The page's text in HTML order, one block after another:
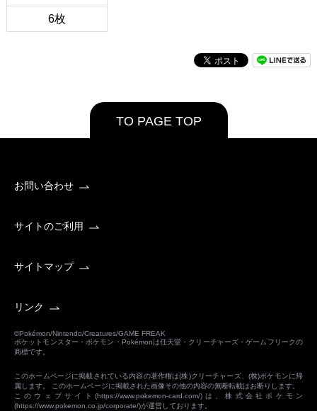
6枚
TO PAGE TOP
お問い合わせ
サイトのご利用
サイトマップ
リンク
©Pokémon/Nintendo/Creatures/GAME FREAK
ポケットモンスター・ポケモン・Pokémonは任天堂・クリーチャーズ・ゲームフリークの
商標です。
このホームページに掲載されている内容の著作権は(株)クリーチャーズ、(株)ポケモンに帰
属します。 このホームページに掲載された画像その他の内容の無断転載はお断りします。
このウェブサイト(https://www.pokemon-card.com/)は、株式会社ポケモン
(https://www.pokemon.co.jp/corporate/)が運営しております。